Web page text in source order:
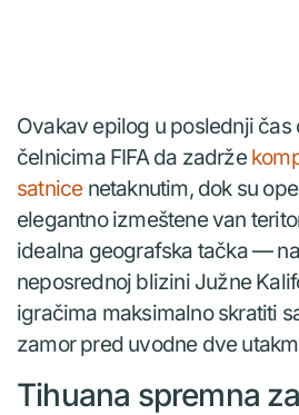
Ovakav epilog u poslednji čas
čelnicima FIFA da zadrže
satnicenetaknutim, dok su
elegantno izmeštene van
idealna geografska tačka —
neposrednoj blizini Južne
igračima maksimalno skratiti
zamor pred uvodne dve
Tihuana spremna